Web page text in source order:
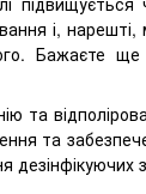
і,
Бажаєте ще
та
та
дезінфікуючих